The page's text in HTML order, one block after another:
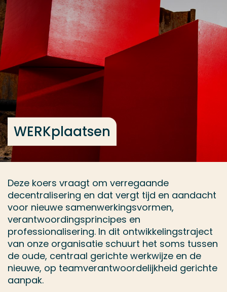
Ga direct naar de content
... > WERKplaatsen
WERKplaatsen
Deze koers vraagt om verregaande
decentralisering en dat vergt tijd en aandacht
voor nieuwe samenwerkingsvormen,
verantwoordingsprincipes en
professionalisering. In dit ontwikkelingstraject
van onze organisatie schuurt het soms tussen
de oude, centraal gerichte werkwijze en de
nieuwe, op teamverantwoordelijkheid gerichte
aanpak.
Veel gezocht
Opleiding